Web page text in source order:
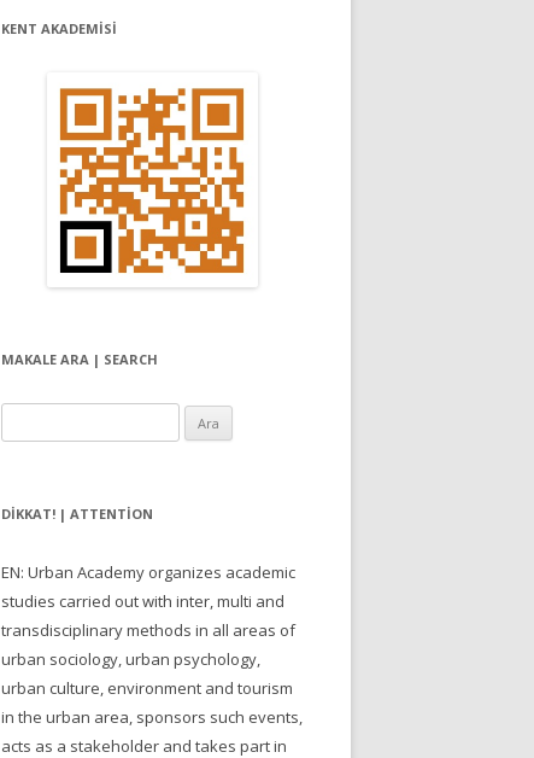
KENT AKADEMİSİ
MAKALE ARA | SEARCH
DIKKAT! | ATTENTION
EN: Urban Academy organizes academic
studies carried out with inter, multi and
transdisciplinary methods in all areas of
urban sociology, urban psychology,
urban culture, environment and tourism
in the urban area, sponsors such events,
acts as a stakeholder and takes part in